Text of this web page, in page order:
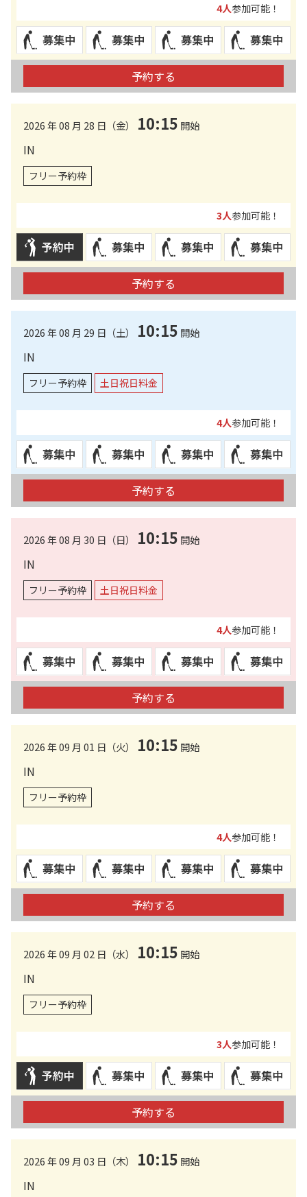
4人参加可能！
予約する
2026 年 08 月 28 日（金） 10:15 開始
IN
フリー予約枠
3人参加可能！
予約する
2026 年 08 月 29 日（土） 10:15 開始
IN
フリー予約枠 土日祝日料金
4人参加可能！
予約する
2026 年 08 月 30 日（日） 10:15 開始
IN
フリー予約枠 土日祝日料金
4人参加可能！
予約する
2026 年 09 月 01 日（火） 10:15 開始
IN
フリー予約枠
4人参加可能！
予約する
2026 年 09 月 02 日（水） 10:15 開始
IN
フリー予約枠
3人参加可能！
予約する
2026 年 09 月 03 日（木） 10:15 開始
IN